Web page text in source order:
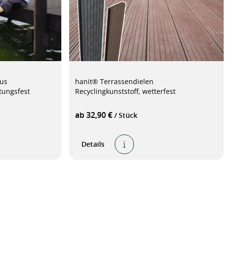
hanit® Terrassendielen
Recyclingkunststoff, wetterfest
ab 32,90 € / Stück
Details